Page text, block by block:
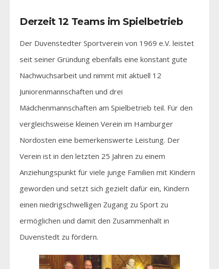
Derzeit 12 Teams im Spielbetrieb
Der Duvenstedter Sportverein von 1969 e.V. leistet
seit seiner Gründung ebenfalls eine konstant gute
Nachwuchsarbeit und nimmt mit aktuell 12
Juniorenmannschaften und drei
Mädchenmannschaften am Spielbetrieb teil. Für den
vergleichsweise kleinen Verein im Hamburger
Nordosten eine bemerkenswerte Leistung. Der
Verein ist in den letzten 25 Jahren zu einem
Anziehungspunkt für viele junge Familien mit Kindern
geworden und setzt sich gezielt dafür ein, Kindern
einen niedrigschwelligen Zugang zu Sport zu
ermöglichen und damit den Zusammenhalt in
Duvenstedt zu fördern.